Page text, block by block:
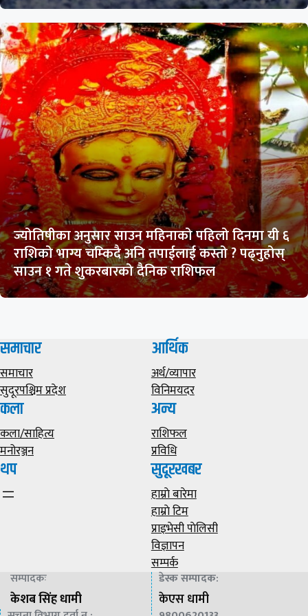
ज्योतिषीका अनुसार साउन महिनाको पहिलो दिनमा यी ६
राशिको भाग्य चम्किदै अनि तपाईलाई कस्तो ? पढ्नुहोस्
साउन १ गते शुकरबारको दैनिक राशिफल
समाचार
समाचार
सुदूरपश्चिम प्रदेश
आर्थिक
अर्थ/व्यापार
विनिमयदर
कला
कला/साहित्य
मनोरञ्जन
अन्य
राशिफल
प्रविधि
थप सुदूरखबर
हाम्राे बारेमा
हाम्राे टिम
प्राइभेसी पाेलिसी
विज्ञापन
सम्पर्क
सम्पादकः
केशब सिंह धामी
डेस्क सम्पादक:
केएस धामी